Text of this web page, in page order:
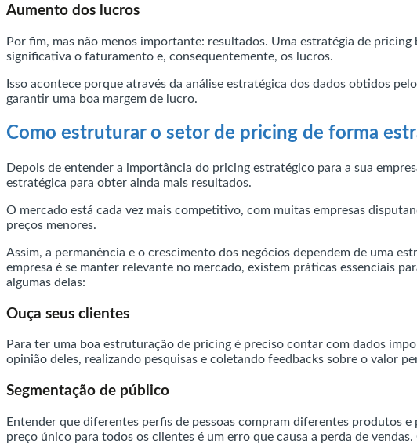
Aumento dos lucros
Por fim, mas não menos importante: resultados. Uma estratégia de
significativa o faturamento e, consequentemente, os lucros.
Isso acontece porque através da análise estratégica dos dados obtidos
garantir uma boa margem de lucro.
Como estruturar o setor de pricing de forma
Depois de entender a importância do pricing estratégico para a sua
estratégica para obter ainda mais resultados.
O mercado está cada vez mais competitivo, com muitas empresas
preços menores.
Assim, a permanência e o crescimento dos negócios dependem de uma
empresa é se manter relevante no mercado, existem práticas essenciais
algumas delas:
Ouça seus clientes
Para ter uma boa estruturação de pricing é preciso contar com dados
opinião deles, realizando pesquisas e coletando feedbacks sobre o valor
Segmentação de público
Entender que diferentes perfis de pessoas compram diferentes produtos
preço único para todos os clientes é um erro que causa a perda de